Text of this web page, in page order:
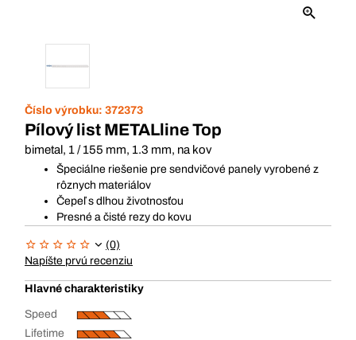
Číslo výrobku: 372373
Pílový list METALline Top
bimetal, 1 / 155 mm, 1.3 mm, na kov
Špeciálne riešenie pre sendvičové panely vyrobené z
rôznych materiálov
Čepeľ s dlhou životnosťou
Presné a čisté rezy do kovu
(0)
Napíšte prvú recenziu
Hlavné charakteristiky
Speed
Lifetime